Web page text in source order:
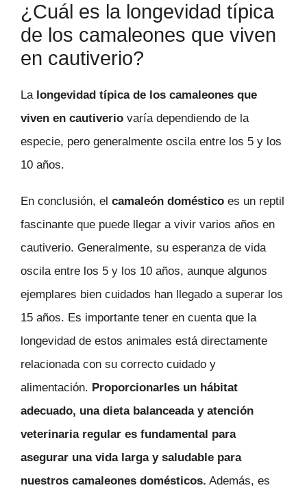
¿Cuál es la longevidad típica
de los camaleones que viven
en cautiverio?
La longevidad típica de los camaleones que
viven en cautiverio varía dependiendo de la
especie, pero generalmente oscila entre los 5 y los
10 años.
En conclusión, el camaleón doméstico es un reptil
fascinante que puede llegar a vivir varios años en
cautiverio. Generalmente, su esperanza de vida
oscila entre los 5 y los 10 años, aunque algunos
ejemplares bien cuidados han llegado a superar los
15 años. Es importante tener en cuenta que la
longevidad de estos animales está directamente
relacionada con su correcto cuidado y
alimentación. Proporcionarles un hábitat
adecuado, una dieta balanceada y atención
veterinaria regular es fundamental para
asegurar una vida larga y saludable para
nuestros camaleones domésticos. Además, es